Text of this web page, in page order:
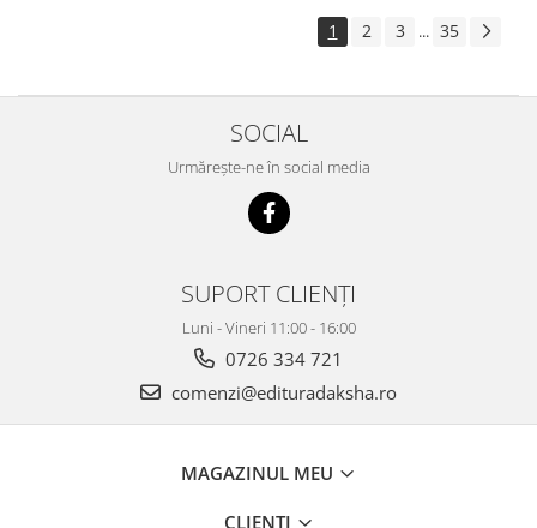
1 2 3 ... 35
SOCIAL
Urmărește-ne în social media
SUPORT CLIENȚI
Luni - Vineri 11:00 - 16:00
0726 334 721
comenzi@edituradaksha.ro
MAGAZINUL MEU
CLIENȚI